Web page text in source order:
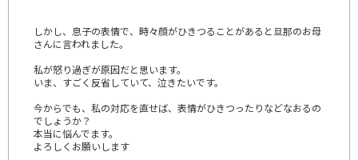
しかし、息子の表情で、時々顔がひきつることがあると旦那のお母
さんに言われました。
私が怒り過ぎが原因だと思います。
いま、すごく反省していて、泣きたいです。
今からでも、私の対応を直せば、表情がひきつったりなどなおるの
でしょうか？
本当に悩んでます。
よろしくお願いします